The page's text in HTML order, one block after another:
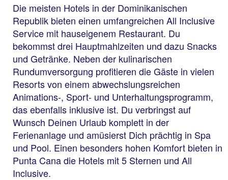
Die meisten Hotels in der Dominikanischen
Republik bieten einen umfangreichen All Inclusive
Service mit hauseigenem Restaurant. Du
bekommst drei Hauptmahlzeiten und dazu Snacks
und Getränke. Neben der kulinarischen
Rundumversorgung profitieren die Gäste in vielen
Resorts von einem abwechslungsreichen
Animations-, Sport- und Unterhaltungsprogramm,
das ebenfalls inklusive ist. Du verbringst auf
Wunsch Deinen Urlaub komplett in der
Ferienanlage und amüsierst Dich prächtig in Spa
und Pool. Einen besonders hohen Komfort bieten in
Punta Cana die Hotels mit 5 Sternen und All
Inclusive.